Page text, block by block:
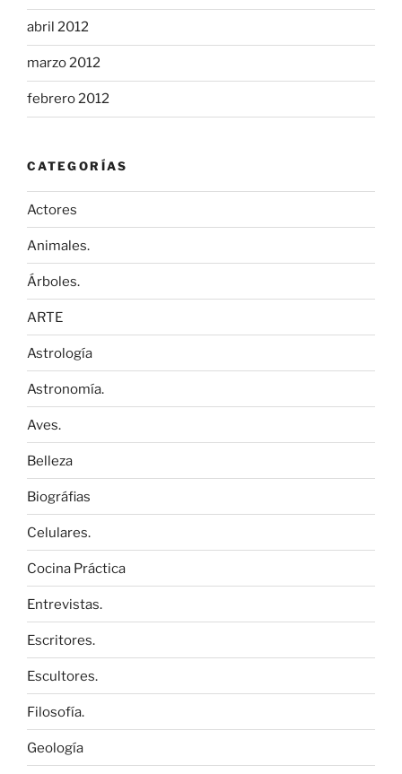
abril 2012
marzo 2012
febrero 2012
CATEGORÍAS
Actores
Animales.
Árboles.
ARTE
Astrología
Astronomía.
Aves.
Belleza
Biográfias
Celulares.
Cocina Práctica
Entrevistas.
Escritores.
Escultores.
Filosofía.
Geología